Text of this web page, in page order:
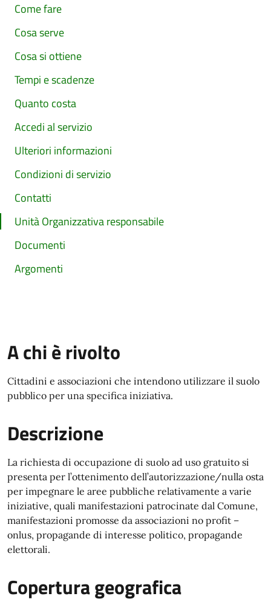
Come fare
Cosa serve
Cosa si ottiene
Tempi e scadenze
Quanto costa
Accedi al servizio
Ulteriori informazioni
Condizioni di servizio
Contatti
Unità Organizzativa responsabile
Documenti
Argomenti
A chi è rivolto
Cittadini e associazioni che intendono utilizzare il suolo
pubblico per una specifica iniziativa.
Descrizione
La richiesta di occupazione di suolo ad uso gratuito si
presenta per l’ottenimento dell’autorizzazione/nulla osta
per impegnare le aree pubbliche relativamente a varie
iniziative, quali manifestazioni patrocinate dal Comune,
manifestazioni promosse da associazioni no profit –
onlus, propagande di interesse politico, propagande
elettorali.
Copertura geografica